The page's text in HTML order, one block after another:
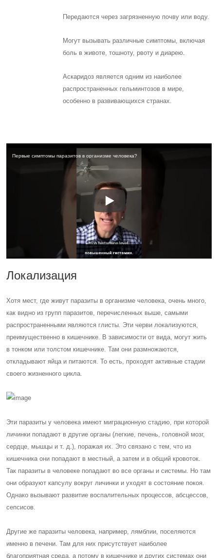
Передаются через загрязненную почву или воду.
Могут вызывать различные симптомы, включая
боль в животе, тошноту, рвоту и диарею.
Аскаридоз является одним из наиболее
распространенных гельминтозов в мире,
особенно в развивающихся странах.
Первые симптомы паразитов в организме человека?
Локализация
Хотя мест, где живут паразиты в организме человека, очень много,
как видно из групп паразитов, перечисленных выше, самыми
распространенными являются глисты. Эти черви локализуются,
преимущественно в кишечнике. В зависимости от вида, могут жить
в тонком или толстом кишечнике. Там они размножаются,
откладывают яйца и питаются. То есть, проходят активные стадии
своего жизненного цикла.
Эти паразиты у человека имеют миграционную стадию, при которой
личинки попадают в другие органы (легкие, печень, головной мозг,
сердце, мышцы и т. д.), поражая их. Это связано с тем, что из
кишечника они попадают в местный, а затем и в общий кровоток.
Так паразиты в человеке попадают во все органы и системы. Но там
они образуют капсулу вокруг личинки и уходят в состояние покоя.
Однако вызывают развитие воспалительных процессов, абсцессов,
сепсисов.
Другие же паразиты человека, например, лямблии, поселяются
именно в печени. Там для них присутствует наиболее
благоприятная среда, а потому в кишечнике и других системах они